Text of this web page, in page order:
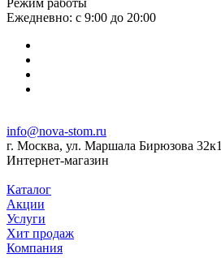
Режим работы
Ежедневно: с 9:00 до 20:00
info@nova-stom.ru
г. Москва, ул. Маршала Бирюзова 32к1
Интернет-магазин
Каталог
Акции
Услуги
Хит продаж
Компания